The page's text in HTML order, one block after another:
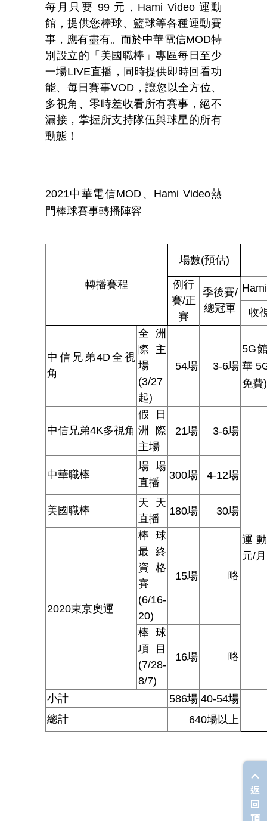
每月只要 99 元，Hami Video 運動
館，提供您棒球、籃球等各種運動賽
事，應有盡有。而於中華電信MOD特
別設立的「美國職棒」專區每日至少
一場LIVE直播，同時提供即時回看功
能、每日賽事VOD，讓您以全方位、
多視角、零時差收看所有賽事，絕不
漏接，掌握所支持隊伍與球星的所有
動態！
2021中華電信MOD、Hami Video熱
門棒球賽事轉播陣容
轉播賽程
場數(預估)
例行
賽/正
賽
季後賽/
總冠軍
收
中信兄弟4D全視
角
全洲
際主
場
(3/27
起)
54場 3-6場
5G
華
免費)
中信兄弟4K多視角
假日
洲際
主場
21場 3-6場
運
元/月
中華職棒
場場
直播
300場 4-12場
美國職棒
天天
直播
180場 30場
2020東京奧運
棒球
最終
資格
賽
(6/16-
20)
15場 略
棒球
項目
(7/28-
8/7)
16場 略
小計 586場 40-54場
總計
640場以上
返
回
頂